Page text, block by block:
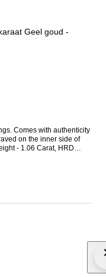
Geel goud -
on the inner side of